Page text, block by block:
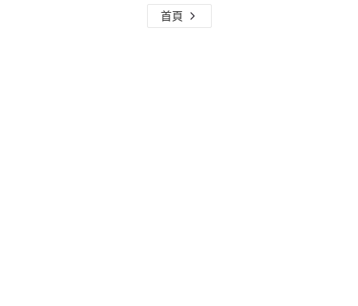
首頁